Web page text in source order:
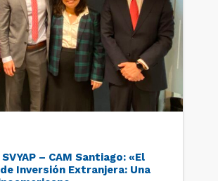
– CAM Santiago: «El
Inversión Extranjera: Una